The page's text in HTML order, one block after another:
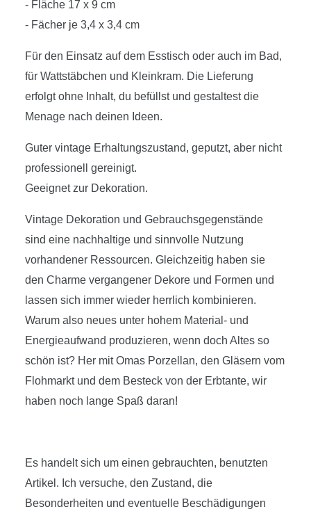
- Fläche 17 x 9 cm
- Fächer je 3,4 x 3,4 cm
Für den Einsatz auf dem Esstisch oder auch im Bad,
für Wattstäbchen und Kleinkram. Die Lieferung
erfolgt ohne Inhalt, du befüllst und gestaltest die
Menage nach deinen Ideen.
Guter vintage Erhaltungszustand, geputzt, aber nicht
professionell gereinigt.
Geeignet zur Dekoration.
Vintage Dekoration und Gebrauchsgegenstände
sind eine nachhaltige und sinnvolle Nutzung
vorhandener Ressourcen. Gleichzeitig haben sie
den Charme vergangener Dekore und Formen und
lassen sich immer wieder herrlich kombinieren.
Warum also neues unter hohem Material- und
Energieaufwand produzieren, wenn doch Altes so
schön ist? Her mit Omas Porzellan, den Gläsern vom
Flohmarkt und dem Besteck von der Erbtante, wir
haben noch lange Spaß daran!
Es handelt sich um einen gebrauchten, benutzten
Artikel. Ich versuche, den Zustand, die
Besonderheiten und eventuelle Beschädigungen